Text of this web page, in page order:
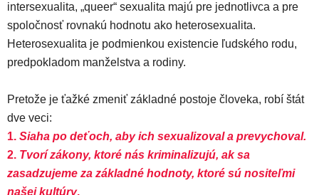
intersexualita, „queer“ sexualita majú pre jednotlivca a pre
spoločnosť rovnakú hodnotu ako heterosexualita.
Heterosexualita je podmienkou existencie ľudského rodu,
predpokladom manželstva a rodiny.
Pretože je ťažké zmeniť základné postoje človeka, robí štát
dve veci:
1. Siaha po deťoch, aby ich sexualizoval a prevychoval.
2. Tvorí zákony, ktoré nás kriminalizujú, ak sa
zasadzujeme za základné hodnoty, ktoré sú nositeľmi
našej kultúry.